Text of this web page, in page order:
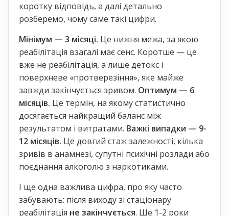
коротку відповідь, а далі детально
розберемо, чому саме такі цифри.
Мінімум — 3 місяці. Це нижня межа, за якою
реабілітація взагалі має сенс. Коротше — це
вже не реабілітація, а лише детокс і
поверхневе «протверезіння», яке майже
завжди закінчується зривом. Оптимум — 6
місяців. Це термін, на якому статистично
досягається найкращий баланс між
результатом і витратами. Важкі випадки — 9-
12 місяців. Це довгий стаж залежності, кілька
зривів в анамнезі, супутні психічні розлади або
поєднання алкоголю з наркотиками.
І ще одна важлива цифра, про яку часто
забувають: після виходу зі стаціонару
реабілітація не закінчується. Ще 1-2 роки